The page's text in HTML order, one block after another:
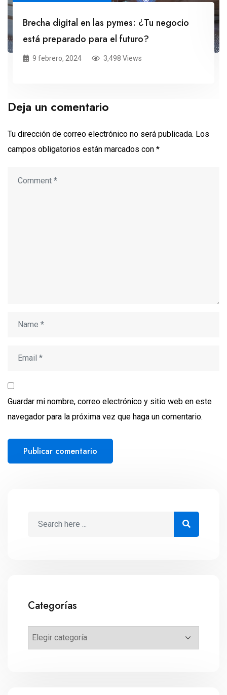
Brecha digital en las pymes: ¿Tu negocio
está preparado para el futuro?
9 febrero, 2024 3,498 Views
Deja un comentario
Tu dirección de correo electrónico no será publicada. Los
campos obligatorios están marcados con *
Guardar mi nombre, correo electrónico y sitio web en este
navegador para la próxima vez que haga un comentario.
Categorías